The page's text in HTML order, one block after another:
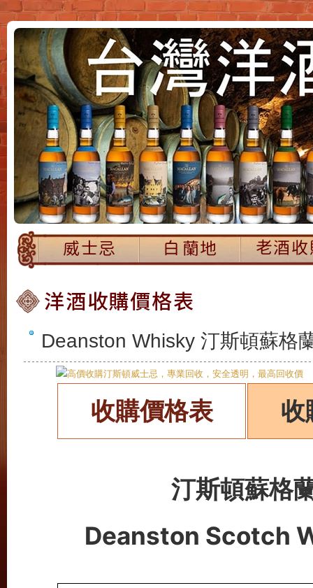
Deanston Whisky 汀斯頓蘇格
收購價格表 收
汀斯頓蘇格
Deanston Scotch